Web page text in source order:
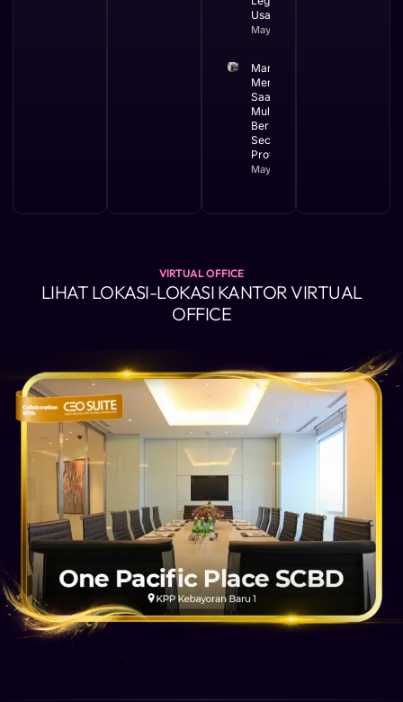
Usaha
May 12, 2026
Manfaat
Membuat PT
Saat Bisnis
Mulai
Berkembang
Secara
Profesional
May 11, 2026
VIRTUAL OFFICE
LIHAT LOKASI-LOKASI KANTOR VIRTUAL
OFFICE